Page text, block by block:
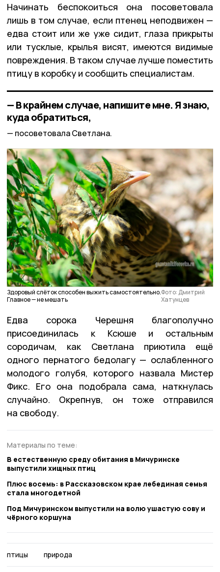
Начинать беспокоиться она посоветовала
лишь в том случае, если птенец неподвижен —
едва стоит или же уже сидит, глаза прикрыты
или тусклые, крылья висят, имеются видимые
повреждения. В таком случае лучше поместить
птицу в коробку и сообщить специалистам.
— В крайнем случае, напишите мне. Я знаю,
куда обратиться,
посоветовала Светлана.
Здоровый слёток способен выжить самостоятельно.
Главное — не мешать
Фото: Дмитрий
Хатунцев
Едва сорока Черешня благополучно
присоединилась к Ксюше и остальным
сородичам, как Светлана приютила ещё
одного пернатого бедолагу — ослабленного
молодого голубя, которого назвала Мистер
Фикс. Его она подобрала сама, наткнулась
случайно. Окрепнув, он тоже отправился
на свободу.
Материалы по теме:
В естественную среду обитания в Мичуринске
выпустили хищных птиц
Плюс восемь: в Рассказовском крае лебединая семья
стала многодетной
Под Мичуринском выпустили на волю ушастую сову и
чёрного коршуна
птицы природа